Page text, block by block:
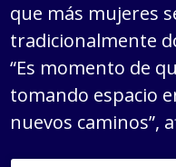
que más mujeres
tradicionalmente
“Es momento de
tomando espacio
nuevos caminos”,